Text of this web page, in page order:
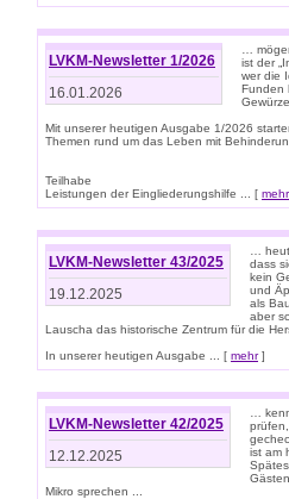
LVKM-Newsletter 1/2026
16.01.2026
…
ist der
wer die
Funden
Mit unserer heutigen Ausgabe 1/2026
Themen rund um das Leben mit
Teilhabe
Leistungen der Eingliederungshilfe ... [ mehr
LVKM-Newsletter 43/2025
19.12.2025
…
dass
kein
und
als
aber
Lauscha das historische Zentrum für die
In unserer heutigen Ausgabe ... [ mehr]
LVKM-Newsletter 42/2025
12.12.2025
…
ist am
Mikro sprechen ...